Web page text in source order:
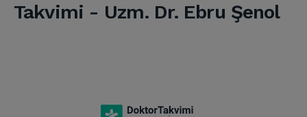
Takvimi - Uzm. Dr. Ebru Şenol